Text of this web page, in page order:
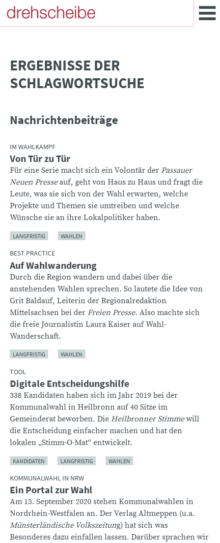
­ERGEBNISSE DER
SCHLAGWORTSUCHE
Nachrichtenbeiträge
IM WAHLKAMPF
Von Tür zu Tür
Für eine Serie macht sich ein Volontär der Passauer
Neuen Presseauf, geht von Haus zu Haus und fragt die
Leute, was sie sich von der Wahl erwarten, welche
Projekte und Themen sie umtreiben und welche
Wünsche sie an ihre Lokalpolitiker haben.
LANGFRISTIG WAHLEN
BEST PRACTICE
Auf Wahlwanderung
Durch die Region wandern und dabei über die
anstehenden Wahlen sprechen. So lautete die Idee von
Grit Baldauf, Leiterin der Regionalredaktion
Mittelsachsen bei der Freien Presse. Also machte sich
die freie Journalistin Laura Kaiser auf Wahl-
Wanderschaft.
LANGFRISTIG WAHLEN
TOOL
Digitale Entscheidungshilfe
338 Kandidaten haben sich im Jahr 2019 bei der
Kommunalwahl in Heilbronn auf 40 Sitze im
Gemeinderat beworben. Die Heilbronner Stimmewill
die Entscheidung einfacher machen und hat den
lokalen „Stimm-O-Mat“ entwickelt.
KANDIDATEN LANGFRISTIG WAHLEN
KOMMUNALWAHL IN NRW
Ein Portal zur Wahl
Am 13. September 2020 stehen Kommunalwahlen in
Nordrhein-Westfalen an. Der Verlag Altmeppen (u.a.
Münsterländische Volkszeitung) hat sich was
Besonderes dazu einfallen lassen. Darüber sprachen wir